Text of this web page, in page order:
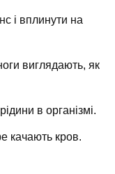
і вплинути на
виглядають, як
в організмі.
качають кров.